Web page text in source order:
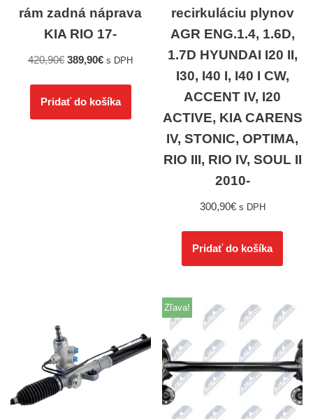
rám zadná náprava
KIA RIO 17-
420,90€ 389,90€ s DPH
Pridať do košíka
recirkuláciu plynov
AGR ENG.1.4, 1.6D,
1.7D HYUNDAI I20 II,
I30, I40 I, I40 I CW,
ACCENT IV, I20
ACTIVE, KIA CARENS
IV, STONIC, OPTIMA,
RIO III, RIO IV, SOUL II
2010-
300,90€ s DPH
Pridať do košíka
Zľava!